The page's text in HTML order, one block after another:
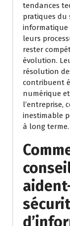
tendances
pratiques du
informatique
leurs
rester
évolution.
résolution
contribuent
numérique
l’entreprise,
inestimable
à long terme.